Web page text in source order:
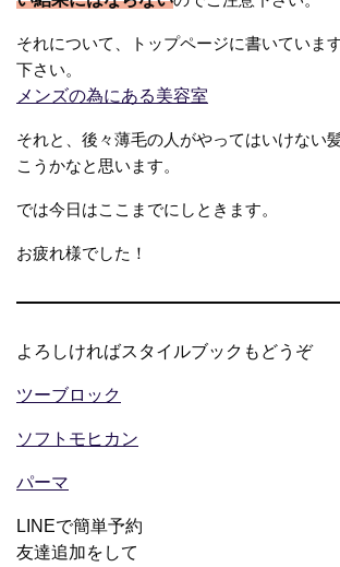
それについて、トップページに書いていま
下さい。
メンズの為にある美容室
それと、後々薄毛の人がやってはいけない
こうかなと思います。
では今日はここまでにしときます。
お疲れ様でした！
よろしければスタイルブックもどうぞ
ツーブロック
ソフトモヒカン
パーマ
LINEで簡単予約
友達追加をして